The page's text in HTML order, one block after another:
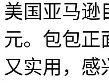
美国亚马逊
元。包包正
又实用，感